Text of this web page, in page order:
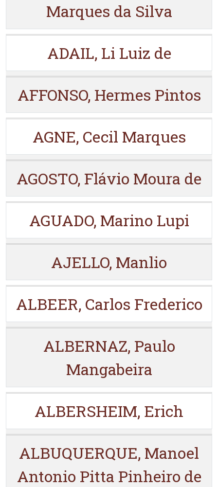
Marques da Silva
ADAIL, Li Luiz de
AFFONSO, Hermes Pintos
AGNE, Cecil Marques
AGOSTO, Flávio Moura de
AGUADO, Marino Lupi
AJELLO, Manlio
ALBEER, Carlos Frederico
ALBERNAZ, Paulo
Mangabeira
ALBERSHEIM, Erich
ALBUQUERQUE, Manoel
Antonio Pitta Pinheiro de